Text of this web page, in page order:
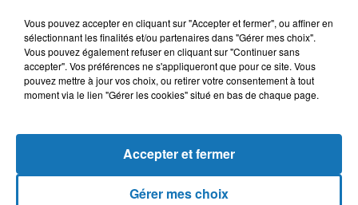
Vous pouvez accepter en cliquant sur "Accepter et fermer", ou affiner en
sélectionnant les finalités et/ou partenaires dans "Gérer mes choix".
Vous pouvez également refuser en cliquant sur "Continuer sans
accepter". Vos préférences ne s'appliqueront que pour ce site. Vous
pouvez mettre à jour vos choix, ou retirer votre consentement à tout
moment via le lien "Gérer les cookies" situé en bas de chaque page.
Gérer mes choix
Accepter et fermer